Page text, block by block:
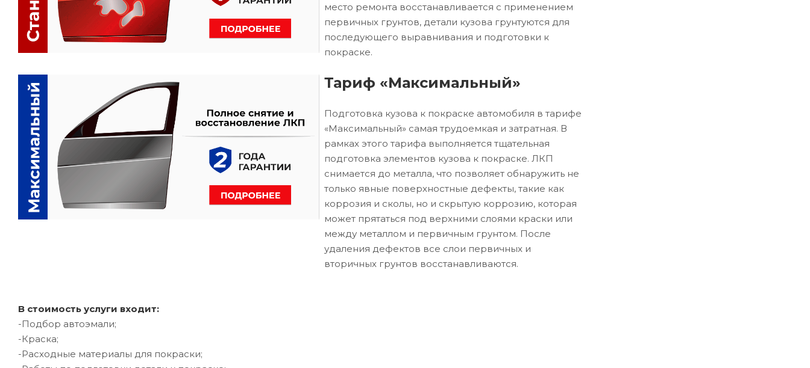
место ремонта восстанавливается с применением
первичных грунтов, детали кузова грунтуются для
последующего выравнивания и подготовки к
покраске.
Тариф «Максимальный»
Подготовка кузова к покраске автомобиля в тарифе
«Максимальный» самая трудоемкая и затратная. В
рамках этого тарифа выполняется тщательная
подготовка элементов кузова к покраске. ЛКП
снимается до металла, что позволяет обнаружить не
только явные поверхностные дефекты, такие как
коррозия и сколы, но и скрытую коррозию, которая
может прятаться под верхними слоями краски или
между металлом и первичным грунтом. После
удаления дефектов все слои первичных и
вторичных грунтов восстанавливаются.
В стоимость услуги входит:
-Подбор автоэмали;
-Краска;
-Расходные материалы для покраски;